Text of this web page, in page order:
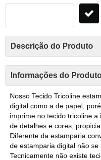
Descrição do Produto
Informações do
Nosso Tecido Tricoline
digital como a de papel,
imprime no tecido tricoline
de detalhes e cores,
Diferente da estamparia
de estamparia digital não se
Tecnicamente não existe